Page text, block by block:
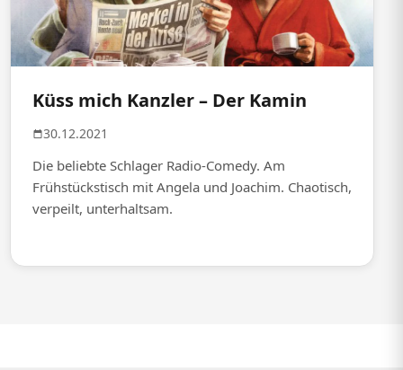
Küss mich Kanzler – Der Kamin
30.12.2021
Die beliebte Schlager Radio-Comedy. Am
Frühstückstisch mit Angela und Joachim. Chaotisch,
verpeilt, unterhaltsam.